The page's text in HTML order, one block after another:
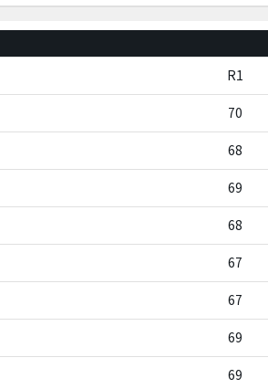
R1
70
68
69
68
67
67
69
69